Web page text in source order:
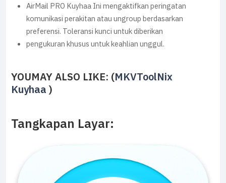
AirMail PRO Kuyhaa Ini mengaktifkan peringatan
komunikasi perakitan atau ungroup berdasarkan
preferensi. Toleransi kunci untuk diberikan
pengukuran khusus untuk keahlian unggul.
YOUMAY ALSO LIKE: (MKVToolNix
Kuyhaa)
Tangkapan Layar: